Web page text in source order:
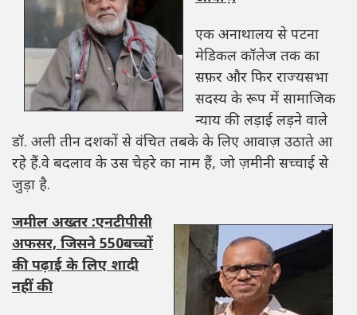
एक अनाथालय से पटना
मेडिकल कॉलेज तक का
सफ़र और फिर राज्यसभा
सदस्य के रूप में सामाजिक
न्याय की लड़ाई लड़ने वाले
डॉ. अली तीन दशकों से वंचित तबके के लिए आवाज़ उठाते आ
रहे हैं.वे बदलाव के उस चेहरे का नाम हैं, जो ज़मीनी सच्चाई से
जुड़ा है.
जमील अख्तर :एनटीपीसी
अफसर, जिसने 550बच्चों
की पढ़ाई के लिए शादी
नहीं की